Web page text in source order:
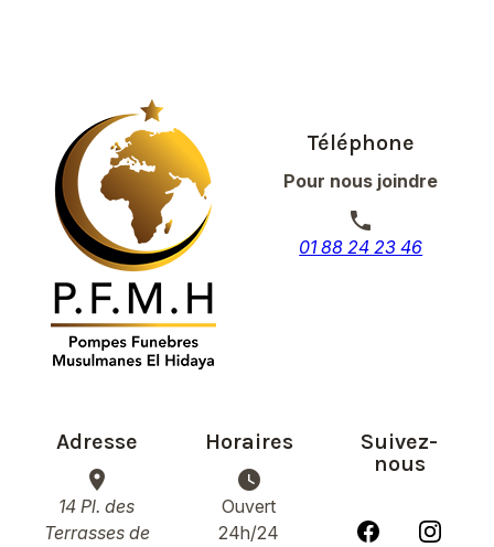
Téléphone
Pour nous joindre
phone
01 88 24 23 46
Adresse
place
14 Pl. des
Terrasses de
Horaires
watch_later
Ouvert
24h/24
Suivez-
nous